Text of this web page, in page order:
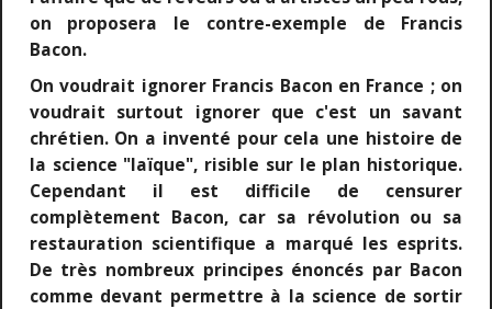
on proposera le contre-exemple de Francis
Bacon.
On voudrait ignorer Francis Bacon en France ; on
voudrait surtout ignorer que c'est un savant
chrétien. On a inventé pour cela une histoire de
la science "laïque", risible sur le plan historique.
Cependant il est difficile de censurer
complètement Bacon, car sa révolution ou sa
restauration scientifique a marqué les esprits.
De très nombreux principes énoncés par Bacon
comme devant permettre à la science de sortir